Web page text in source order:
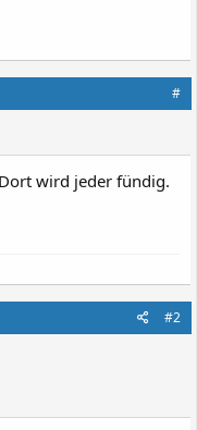
#
wird jeder fündig.
#2